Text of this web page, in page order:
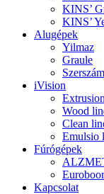
KINS’
KINS’
Alugépek
Yilmaz
Graule
iVision
Wood
Clean
Emulsio
Fúrógépek
Euroboor
Kapcsolat